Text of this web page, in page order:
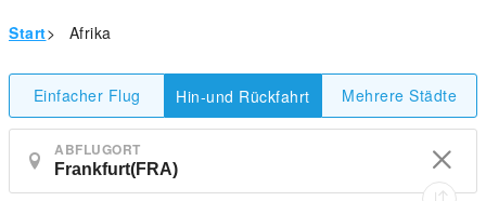
Start> Afrika
Einfacher Flug Hin-und Rückfahrt Mehrere Städte
ABFLUGORT